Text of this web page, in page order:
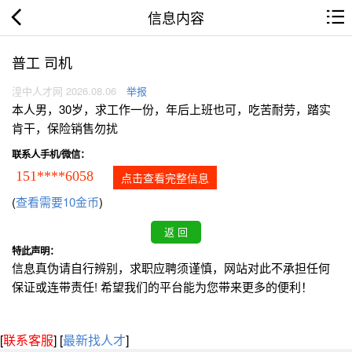
信息内容
普工 司机
湟中人才网 2026.08.06 举报
本人男，30岁，求工作一份，年后上班也可，吃苦耐劳，踏实
肯干，保险销售勿扰
联系人手机/微信：
151****6058 点击查看完整信息
(查看需要10金币)
特此声明：
信息真伪请自行辨别，求职应聘须谨慎，网站对此不承担任何
保证或连带责任! 希望我们的平台能为您带来更多的便利！
[联系客服] [最新找人才]